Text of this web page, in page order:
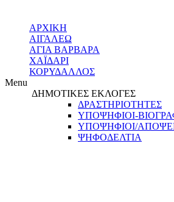
ΑΡΧΙΚΗ
ΑΙΓΑΛΕΩ
ΑΓΙΑ ΒΑΡΒΑΡΑ
ΧΑΪΔΑΡΙ
ΚΟΡΥΔΑΛΛΟΣ
Menu
ΔΗΜΟΤΙΚΕΣ ΕΚΛΟΓΕΣ
ΔΡΑΣΤΗΡΙΟΤΗΤΕΣ
ΥΠΟΨΗΦΙΟΙ-
ΥΠΟΨΗΦΙΟΙ/
ΨΗΦΟΔΕΛΤΙΑ